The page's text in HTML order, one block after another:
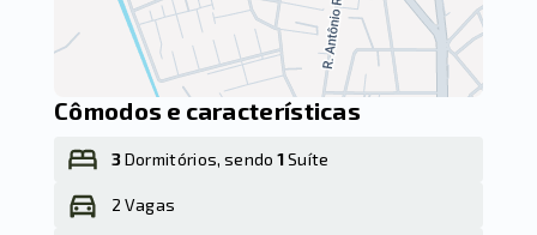
Cômodos e características
3Dormitórios, sendo1Suíte
2 Vagas